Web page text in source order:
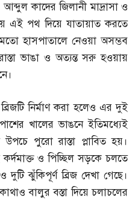
আব্দুল কাদের জিলানী মাদ্রাসা ও
এই পথ দিয়ে যাতায়াত করতে
হাসপাতালে নেওয়া অসম্ভব
ভাঙা ও অত্যন্ত সরু হওয়ায়
নির্মাণ করা হলেও এর দুই
খালের ভাঙনে ইতিমধ্যেই
পুরো রাস্তা প্লাবিত হয়।
কর্দমাক্ত ও পিচ্ছিল সড়কে চলতে
ঝুঁকিপূর্ণ ব্রিজ দেখা গেছে।
বালুর বস্তা দিয়ে চলাচলের